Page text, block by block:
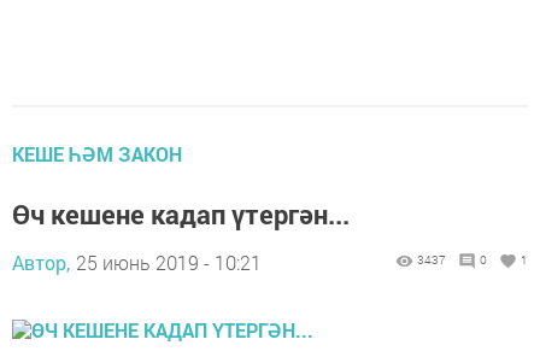
КЕШЕ ҺӘМ ЗАКОН
Өч кешене кадап үтергән...
Автор, 25 июнь 2019 - 10:21 3437 0 1